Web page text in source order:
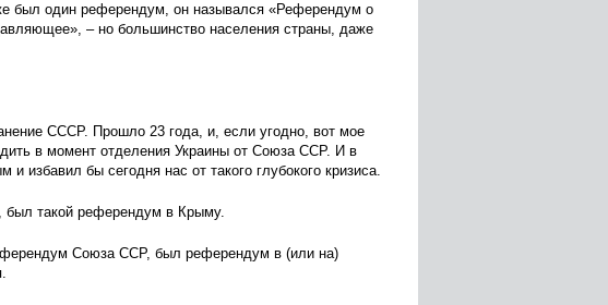
был один референдум, он назывался «Референдум о
– но большинство населения страны, даже
СССР. Прошло 23 года, и, если угодно, вот мое
в момент отделения Украины от Союза ССР. И в
избавил бы сегодня нас от такого глубокого кризиса.
был такой референдум в Крыму.
Союза ССР, был референдум в (или на)